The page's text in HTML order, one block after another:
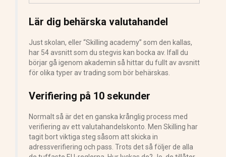
Lär dig behärska valutahandel
Just skolan, eller “Skilling academy” som den kallas,
har 54 avsnitt som du stegvis kan bocka av. Ifall du
börjar gå igenom akademin så hittar du fullt av avsnitt
för olika typer av trading som bör behärskas.
Verifiering på 10 sekunder
Normalt så är det en ganska krånglig process med
verifiering av ett valutahandelskonto. Men Skilling har
tagit bort viktiga steg såsom att skicka in
adressverifiering och pass. Trots det så följer de alla